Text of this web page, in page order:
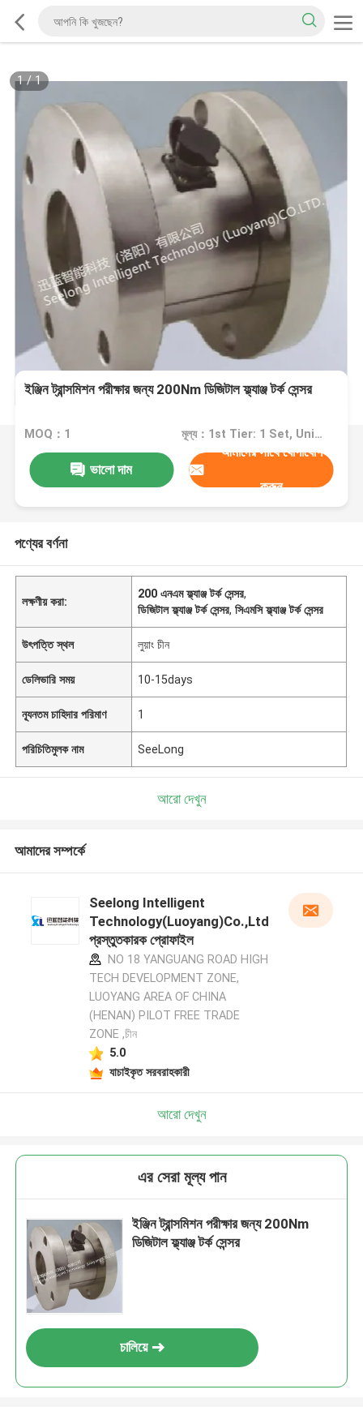
1/1
ইঞ্জিন ট্রান্সমিশন পরীক্ষার জন্য 200Nm ডিজিটাল ফ্ল্যাঞ্জ টর্ক সেন্সর
MOQ：1 মূল্য：1st Tier: 1 Set, Unit Price USD 3.00 2nd Tier: 2-5 Sets, Unit Price USD 2.00 3rd Tier: Over 5 Sets, Unit Price USD 1.00
ভালো দাম
আমাদের সাথে যোগাযোগ
করুন
পণ্যের বর্ণনা
লক্ষণীয় করা:
200 এনএম ফ্ল্যাঞ্জ টর্ক সেন্সর,
ডিজিটাল ফ্ল্যাঞ্জ টর্ক সেন্সর,সিএমসি ফ্ল্যাঞ্জ টর্ক সেন্সর
উৎপত্তি স্থল লুয়াং চীন
ডেলিভারি সময় 10-15days
ন্যূনতম চাহিদার পরিমাণ 1
পরিচিতিমুলক নাম SeeLong
আরো দেখুন
আমাদের সম্পর্কে
Seelong Intelligent
Technology(Luoyang)Co.,Ltd
প্রস্তুতকারক প্রোফাইল
NO 18 YANGUANG ROAD HIGH
TECH DEVELOPMENT ZONE,
LUOYANG AREA OF CHINA
(HENAN) PILOT FREE TRADE
ZONE ,চীন
5.0
যাচাইকৃত সরবরাহকারী
আরো দেখুন
এর সেরা মূল্য পান
ইঞ্জিন ট্রান্সমিশন পরীক্ষার জন্য 200Nm
ডিজিটাল ফ্ল্যাঞ্জ টর্ক সেন্সর
চালিয়ে